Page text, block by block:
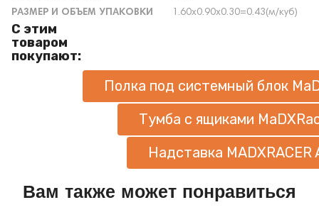
РАЗМЕР И ОБЪЕМ УПАКОВКИ
1.60х0.90х0.30=0.43(м/куб)
С этим
товаром
покупают:
Полка под системный блок
Тумба с ящиками
Надставка MADXRACER
Вам также может понравиться